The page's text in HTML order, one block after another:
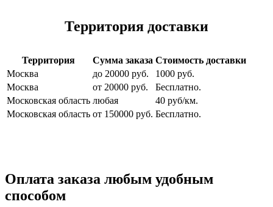
Территория доставки
Территория Сумма заказа Стоимость доставки
Москва
до 20000 руб.
1000 руб.
Москва
от 20000 руб.
Бесплатно.
Московская область любая
40 руб/км.
Московская область от 150000 руб. Бесплатно.
Оплата заказа любым удобным
способом